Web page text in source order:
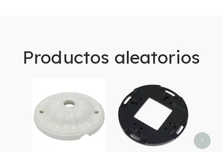
Productos aleatorios
>